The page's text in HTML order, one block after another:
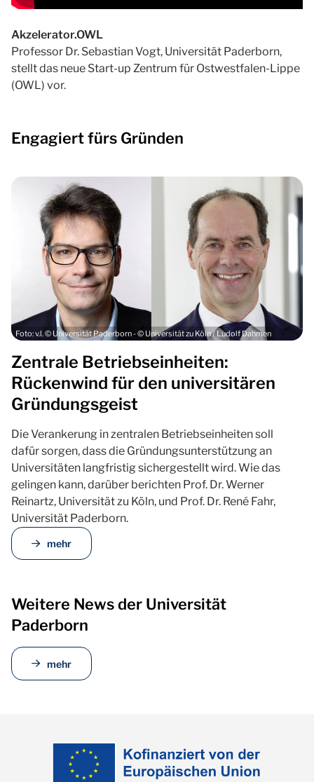
Akzelerator.OWL
Professor Dr. Sebastian Vogt, Universität Paderborn,
stellt das neue Start-up Zentrum für Ostwestfalen-Lippe
(OWL) vor.
Engagiert fürs Gründen
Foto: v.l. © Universität Paderborn - © Universität zu Köln / Ludolf Dahmen
Zentrale Betriebseinheiten:
Rückenwind für den universitären
Gründungsgeist
Die Verankerung in zentralen Betriebseinheiten soll
dafür sorgen, dass die Gründungsunterstützung an
Universitäten langfristig sichergestellt wird. Wie das
gelingen kann, darüber berichten Prof. Dr. Werner
Reinartz, Universität zu Köln, und Prof. Dr. René Fahr,
Universität Paderborn.
mehr
Weitere News der Universität
Paderborn
mehr